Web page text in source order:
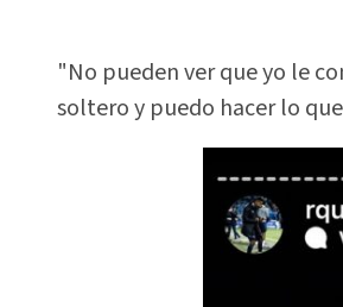
"No pueden ver que yo le
soltero y puedo hacer lo